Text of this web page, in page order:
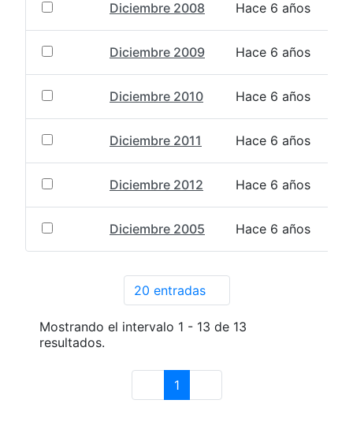
Diciembre 2008 Hace 6 años
Diciembre 2009 Hace 6 años
Diciembre 2010 Hace 6 años
Diciembre 2011 Hace 6 años
Diciembre 2012 Hace 6 años
Diciembre 2005 Hace 6 años
20 entradasPor página
Mostrando el intervalo 1 - 13 de 13
resultados.
Página
1